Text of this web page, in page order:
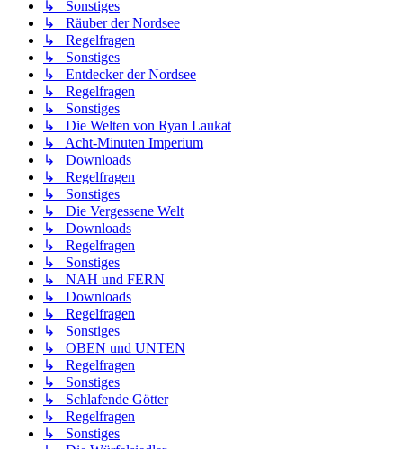
↳ Sonstiges
↳ Räuber der Nordsee
↳ Regelfragen
↳ Sonstiges
↳ Entdecker der Nordsee
↳ Regelfragen
↳ Sonstiges
↳ Die Welten von Ryan Laukat
↳ Acht-Minuten Imperium
↳ Downloads
↳ Regelfragen
↳ Sonstiges
↳ Die Vergessene Welt
↳ Downloads
↳ Regelfragen
↳ Sonstiges
↳ NAH und FERN
↳ Downloads
↳ Regelfragen
↳ Sonstiges
↳ OBEN und UNTEN
↳ Regelfragen
↳ Sonstiges
↳ Schlafende Götter
↳ Regelfragen
↳ Sonstiges